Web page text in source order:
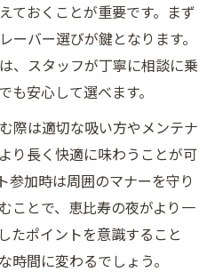
ておくことが重要です。まず
ーバー選びが鍵となります。
、スタッフが丁寧に相談に乗
も安心して選べます。
際は適切な吸い方やメンテナ
り長く快適に味わうことが可
参加時は周囲のマナーを守り
ことで、恵比寿の夜がより一
たポイントを意識すること
時間に変わるでしょう。